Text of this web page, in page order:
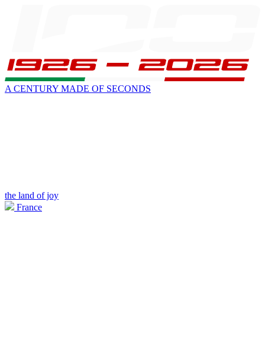
A CENTURY MADE OF SECONDS
the land of joy
France